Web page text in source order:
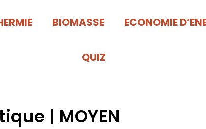
BIOMASSE ECONOMIE
QUIZ
| MOYEN